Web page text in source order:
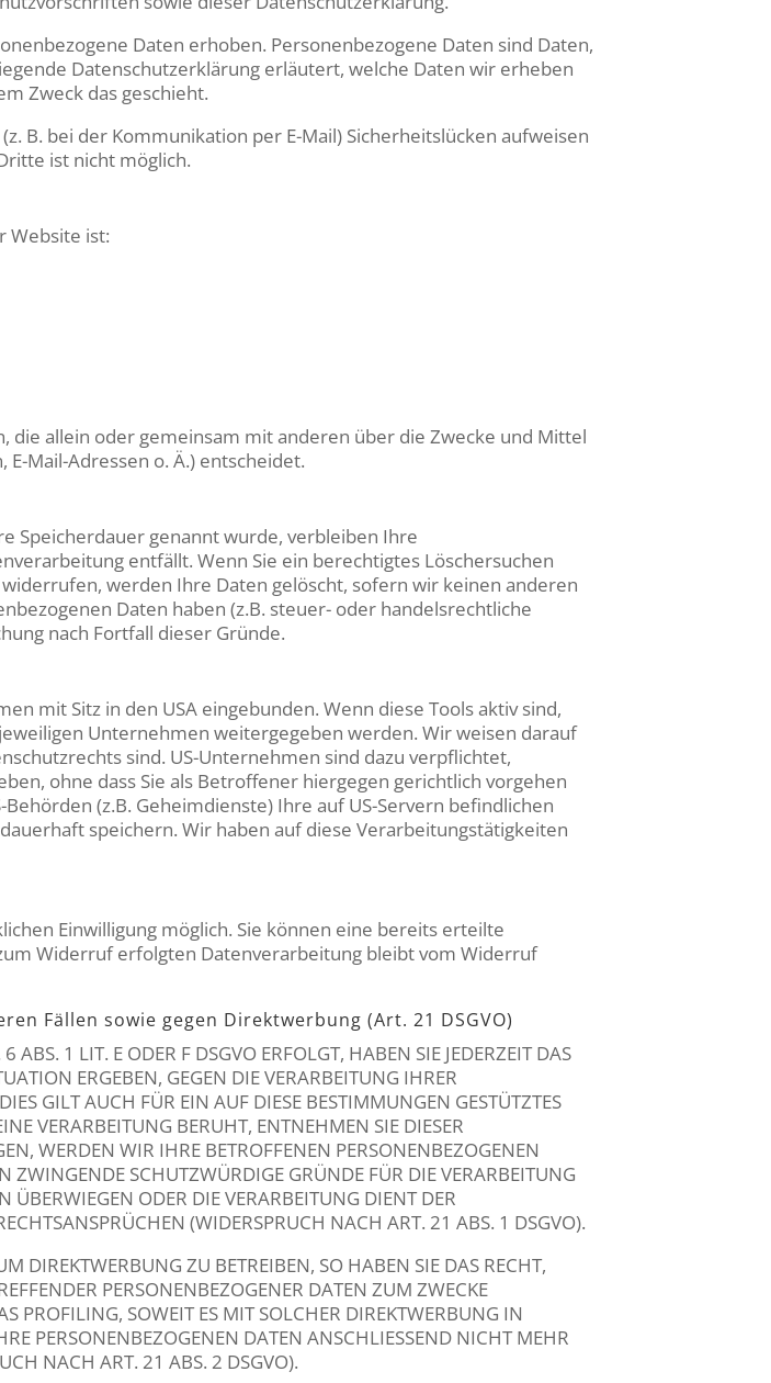
Daten erhoben. Personenbezogene Daten sind Daten,
Datenschutzerklärung erläutert, welche Daten wir erheben
Zweck das geschieht.
B. bei der Kommunikation per E-Mail) Sicherheitslücken aufweisen
ist nicht möglich.
Website ist:
allein oder gemeinsam mit anderen über die Zwecke und Mittel
Mail-Adressen o. Ä.) entscheidet.
Speicherdauer genannt wurde, verbleiben Ihre
entfällt. Wenn Sie ein berechtigtes Löschersuchen
werden Ihre Daten gelöscht, sofern wir keinen anderen
Daten haben (z.B. steuer- oder handelsrechtliche
nach Fortfall dieser Gründe.
mit Sitz in den USA eingebunden. Wenn diese Tools aktiv sind,
Unternehmen weitergegeben werden. Wir weisen darauf
sind. US-Unternehmen sind dazu verpflichtet,
ohne dass Sie als Betroffener hiergegen gerichtlich vorgehen
(z.B. Geheimdienste) Ihre auf US-Servern befindlichen
speichern. Wir haben auf diese Verarbeitungstätigkeiten
Einwilligung möglich. Sie können eine bereits erteilte
Widerruf erfolgten Datenverarbeitung bleibt vom Widerruf
Fällen sowie gegen Direktwerbung (Art. 21 DSGVO)
1 LIT. E ODER F DSGVO ERFOLGT, HABEN SIE JEDERZEIT DAS
ERGEBEN, GEGEN DIE VERARBEITUNG IHRER
GILT AUCH FÜR EIN AUF DIESE BESTIMMUNGEN GESTÜTZTES
VERARBEITUNG BERUHT, ENTNEHMEN SIE DIESER
WERDEN WIR IHRE BETROFFENEN PERSONENBEZOGENEN
SCHUTZWÜRDIGE GRÜNDE FÜR DIE VERARBEITUNG
ÜBERWIEGEN ODER DIE VERARBEITUNG DIENT DER
(WIDERSPRUCH NACH ART. 21 ABS. 1 DSGVO).
DIREKTWERBUNG ZU BETREIBEN, SO HABEN SIE DAS RECHT,
PERSONENBEZOGENER DATEN ZUM ZWECKE
PROFILING, SOWEIT ES MIT SOLCHER DIREKTWERBUNG IN
PERSONENBEZOGENEN DATEN ANSCHLIESSEND NICHT MEHR
NACH ART. 21 ABS. 2 DSGVO).